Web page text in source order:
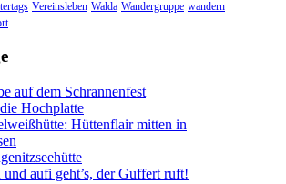
Vereinsleben Walda Wandergruppe wandern
auf dem Schrannenfest
Hochplatte
Hüttenflair mitten in
und aufi geht’s, der Guffert ruft!